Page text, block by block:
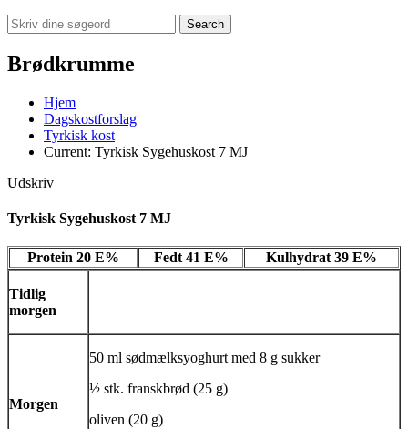
Search
Brødkrumme
Hjem
Dagskostforslag
Tyrkisk kost
Current: Tyrkisk Sygehuskost 7 MJ
Udskriv
Tyrkisk Sygehuskost 7 MJ
Protein 20 E% Fedt 41 E% Kulhydrat 39 E%
Tidlig
morgen
Morgen
50 ml sødmælksyoghurt med 8 g sukker
½ stk. franskbrød (25 g)
oliven (20 g)